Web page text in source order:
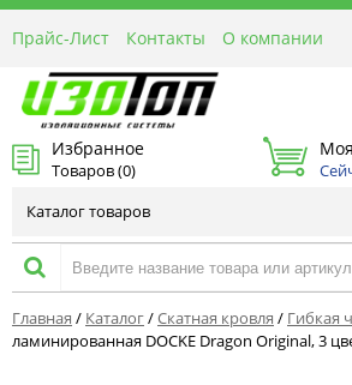
Прайс-Лист Контакты
О компании
Реквизиты
Доставка
Акции и Распродажи
Оптовым покупателям
Избранное
Товаров (0)
Каталог товаров
Главная / Каталог/Скатная кровля / Гибкая
ламинированная DOCKE Dragon Original, 3